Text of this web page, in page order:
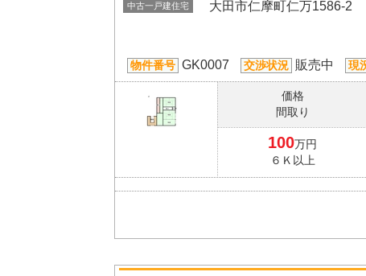
中古一戸建住宅 大田市仁摩町仁万1586-2
物件番号 GK0007 交渉状況 販売中 現
価格
間取り
100万円
６Ｋ以上